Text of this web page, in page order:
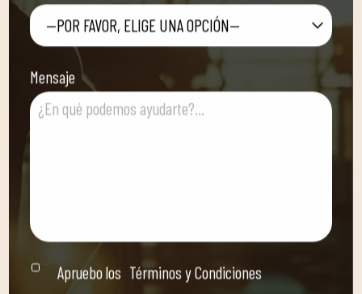
—POR FAVOR, ELIGE UNA OPCIÓN—
Mensaje
Apruebo los Términos y Condiciones